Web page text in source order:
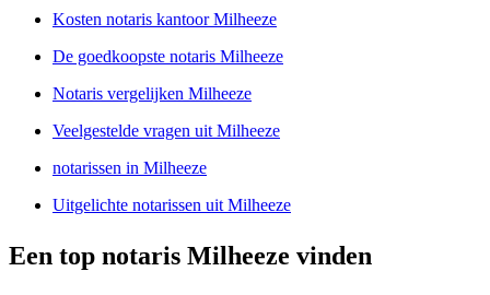
Kosten notaris kantoor Milheeze
De goedkoopste notaris Milheeze
Notaris vergelijken Milheeze
Veelgestelde vragen uit Milheeze
notarissen in Milheeze
Uitgelichte notarissen uit Milheeze
Een top notaris Milheeze vinden